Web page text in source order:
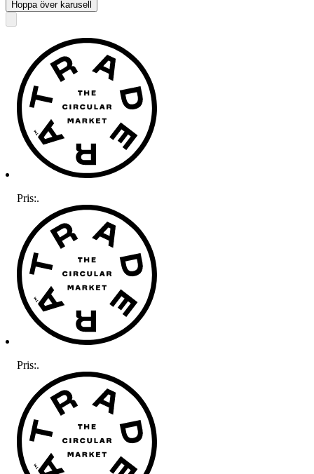
Hoppa över karusell
Pris:.
Pris:.